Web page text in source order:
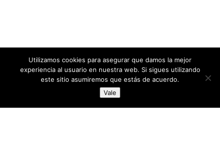
directoresdeseguridad.es
Diseñado por Centro Andaluz de Estudios y Entrenamiento
Utilizamos cookies para asegurar que damos la mejor
experiencia al usuario en nuestra web. Si sigues utilizando
este sitio asumiremos que estás de acuerdo.
Vale